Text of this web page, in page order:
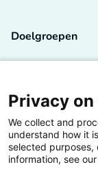
Doelgroepen
Lectoren en
Bedrijven
Hogescholen
Privacy
We collect and
understand how it
selected purposes,
information, see